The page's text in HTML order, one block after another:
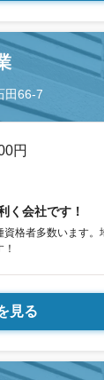
田66-7
円
く会社です！
格者多数います
見る